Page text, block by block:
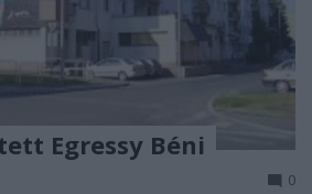
Egressy Béni
0